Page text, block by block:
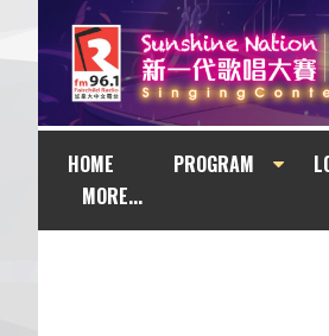
HOME PROGRAM
MORE...